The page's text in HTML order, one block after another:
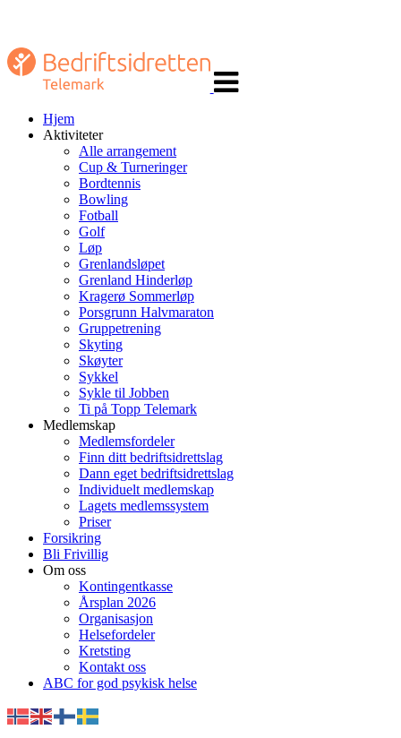
navigasjon
Hjem
Aktiviteter
Alle arrangement
Cup & Turneringer
Bordtennis
Bowling
Fotball
Golf
Løp
Grenlandsløpet
Grenland Hinderløp
Kragerø Sommerløp
Porsgrunn Halvmaraton
Gruppetrening
Skyting
Skøyter
Sykkel
Sykle til Jobben
Ti på Topp Telemark
Medlemskap
Medlemsfordeler
Finn ditt bedriftsidrettslag
Dann eget bedriftsidrettslag
Individuelt medlemskap
Lagets medlemssystem
Priser
Forsikring
Bli Frivillig
Om oss
Kontingentkasse
Årsplan 2026
Organisasjon
Helsefordeler
Kretsting
Kontakt oss
ABC for god psykisk helse